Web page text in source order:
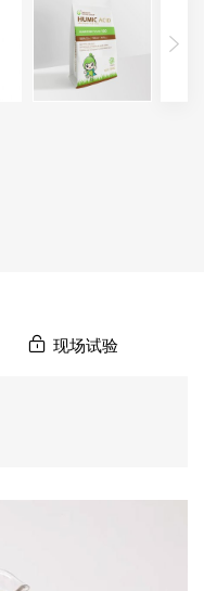
现场试验